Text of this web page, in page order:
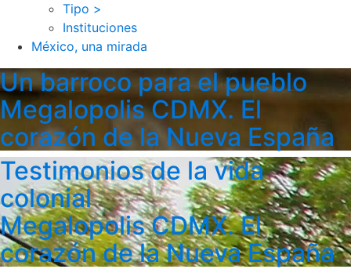
Tipo >
Instituciones
México, una mirada
Un barroco para el pueblo
Megalopolis CDMX. El
corazón de la Nueva España
Testimonios de la vida
colonial
Megalopolis CDMX. El
corazón de la Nueva España